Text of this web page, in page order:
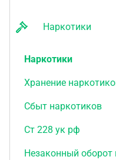
Наркотики
Наркотики
Хранение
Сбыт наркотиков
Ст 228 ук рф
Незаконный оборот